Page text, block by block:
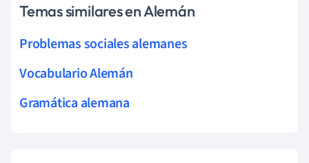
Temas similares en Alemán
Problemas sociales alemanes
Vocabulario Alemán
Gramática alemana